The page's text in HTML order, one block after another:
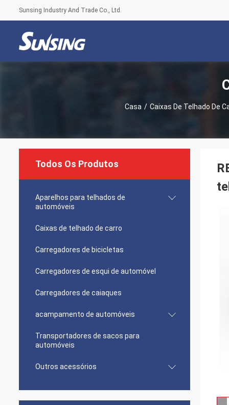
Sunsing Industry And Trade Co., Ltd.
Casa / Caixas De Telhado De
Todos Os Produtos
Aparelhos para telhados de
automóveis
Caixas de telhado de carro
Carregadores de bicicletas
Carregadores de esqui de automóvel
Carregadores de caiaques
acampamento de automóveis
Transportadores de sacos para
automóveis
Outros acessórios